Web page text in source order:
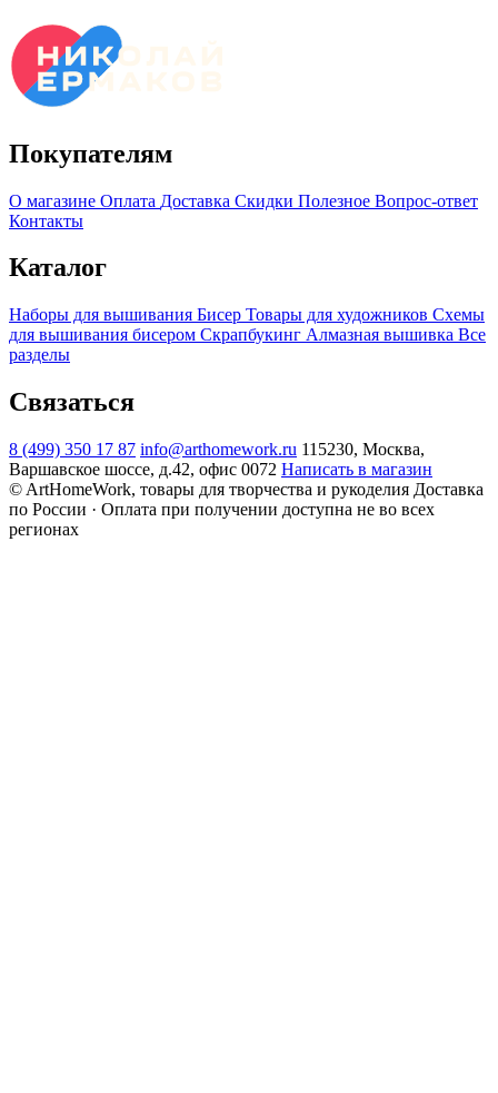
Покупателям
О магазине Оплата Доставка Скидки Полезное Вопрос-ответ
Контакты
Каталог
Наборы для вышивания Бисер Товары для художников Схемы
для вышивания бисером Скрапбукинг Алмазная вышивка Все
разделы
Связаться
8 (499) 350 17 87 info@arthomework.ru 115230, Москва,
Варшавское шоссе, д.42, офис 0072 Написать в магазин
© ArtHomeWork, товары для творчества и рукоделия Доставка
по России · Оплата при получении доступна не во всех
регионах